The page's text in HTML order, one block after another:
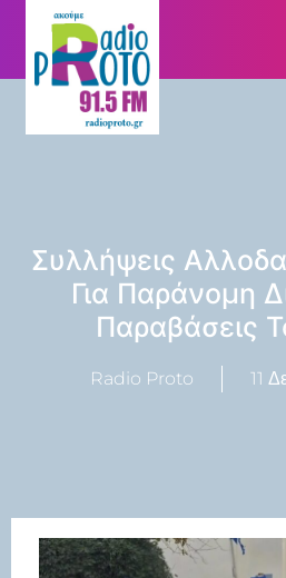
Συλλήψεις
Για Παράνομη
Παραβάσεις
Radio Proto 11